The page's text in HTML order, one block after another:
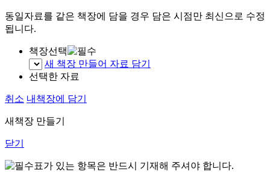
동일자료를 같은 책장에 담을 경우 담은 시점만 최신으로 수정
됩니다.
책장선택
새 책장 만들어 자료 담기
선택한 자료
취소 내책장에 담기
새책장 만들기
닫기
표가 있는 항목은 반드시 기재해 주셔야 합니다.